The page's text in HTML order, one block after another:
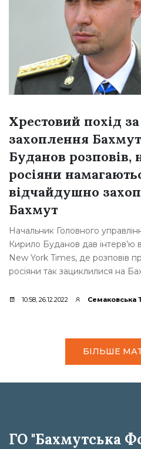
Хрестовий похід за
захоплення
Буданов розповів,
росіяни
відчайдушно
Бахмут
Начальник Головного
Кирило Буданов дав інтерв’ю
New York Times, де розповів
росіяни так зациклилися на
10:58, 26.12.2022 Семаковська
БІЛЬШЕ
ГО "Бахмутська